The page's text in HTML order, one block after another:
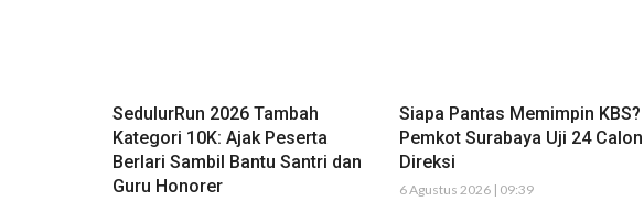
SedulurRun 2026 Tambah
Kategori 10K: Ajak Peserta
Berlari Sambil Bantu Santri dan
Guru Honorer
Siapa Pantas Memimpin KBS?
Pemkot Surabaya Uji 24 Calon
Direksi
6 Agustus 2026 | 09:39